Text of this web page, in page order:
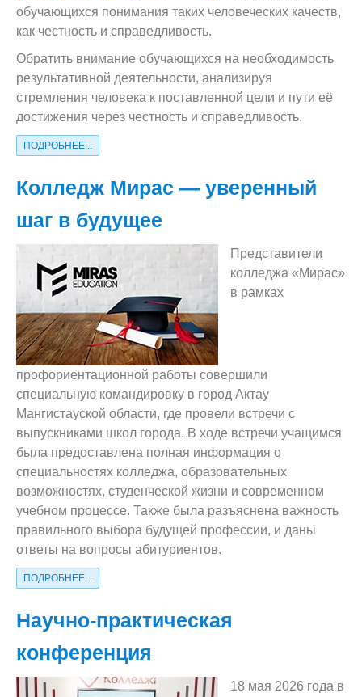
обучающихся понимания таких человеческих качеств,
как честность и справедливость.
Обратить внимание обучающихся на необходимость
результативной деятельности, анализируя
стремления человека к поставленной цели и пути её
достижения через честность и справедливость.
ПОДРОБНЕЕ...
Колледж Мирас — уверенный
шаг в будущее
Представители
колледжа «Мирас»
в рамках
профориентационной работы совершили
специальную командировку в город Актау
Мангистауской области, где провели встречи с
выпускниками школ города. В ходе встречи учащимся
была предоставлена полная информация о
специальностях колледжа, образовательных
возможностях, студенческой жизни и современном
учебном процессе. Также была разъяснена важность
правильного выбора будущей профессии, и даны
ответы на вопросы абитуриентов.
ПОДРОБНЕЕ...
Научно-практическая
конференция
18 мая 2026 года в